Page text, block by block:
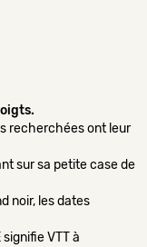
recherchées ont leur
sur sa petite case de
noir, les dates
VTT à